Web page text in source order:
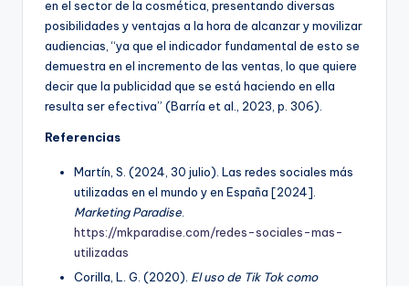
en el sector de la cosmética, presentando diversas
posibilidades y ventajas a la hora de alcanzar y movilizar
audiencias, “ya que el indicador fundamental de esto se
demuestra en el incremento de las ventas, lo que quiere
decir que la publicidad que se está haciendo en ella
resulta ser efectiva” (Barría et al., 2023, p. 306).
Referencias
Martín, S. (2024, 30 julio). Las redes sociales más
utilizadas en el mundo y en España [2024].
Marketing Paradise
https://mkparadise.com/redes-sociales-mas-
utilizadas
Corilla, L. G. (2020). El uso de Tik Tok como